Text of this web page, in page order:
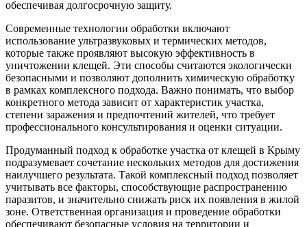
обеспечивая долгосрочную защиту.
Современные технологии обработки включают
использование ультразвуковых и термических методов,
которые также проявляют высокую эффективность в
уничтожении клещей. Эти способы считаются экологически
безопасными и позволяют дополнить химическую обработку
в рамках комплексного подхода. Важно понимать, что выбор
конкретного метода зависит от характеристик участка,
степени заражения и предпочтений жителей, что требует
профессионального консультирования и оценки ситуации.
Продуманный подход к обработке участка от клещей в Крыму
подразумевает сочетание нескольких методов для достижения
наилучшего результата. Такой комплексный подход позволяет
учитывать все факторы, способствующие распространению
паразитов, и значительно снижать риск их появления в жилой
зоне. Ответственная организация и проведение обработки
обеспечивают безопасные условия на территории и